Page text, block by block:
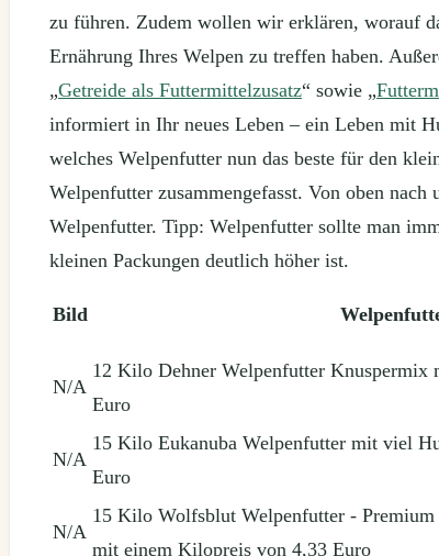
zu führen. Zudem wollen wir erklären, worauf
Ernährung Ihres Welpen zu treffen haben.
„Getreide als Futtermittelzusatz“ sowie „
informiert in Ihr neues Leben – ein Leben mit
welches Welpenfutter nun das beste für den
Welpenfutter zusammengefasst. Von oben
Welpenfutter. Tipp: Welpenfutter sollte man
kleinen Packungen deutlich höher ist.
Bild
N/A
12 Kilo Dehner Welpenfutter
Euro
N/A
15 Kilo Eukanuba Welpenfutter mit viel
Euro
N/A
15 Kilo Wolfsblut Welpenfutter -
mit einem Kilopreis von 4,33 Euro